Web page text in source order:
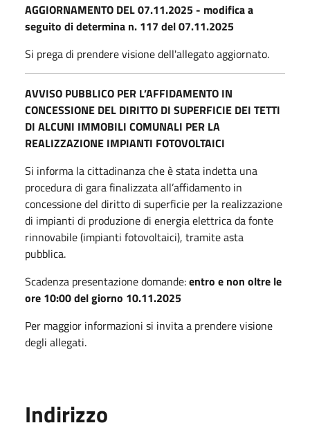
AGGIORNAMENTO DEL 07.11.2025 - modifica a
seguito di determina n. 117 del 07.11.2025
Si prega di prendere visione dell'allegato aggiornato.
AVVISO PUBBLICO PER L’AFFIDAMENTO IN
CONCESSIONE DEL DIRITTO DI SUPERFICIE DEI TETTI
DI ALCUNI IMMOBILI COMUNALI PER LA
REALIZZAZIONE IMPIANTI FOTOVOLTAICI
Si informa la cittadinanza che è stata indetta una
procedura di gara finalizzata all’affidamento in
concessione del diritto di superficie per la realizzazione
di impianti di produzione di energia elettrica da fonte
rinnovabile (impianti fotovoltaici), tramite asta
pubblica.
Scadenza presentazione domande:entro e non oltre le
ore 10:00 del giorno 10.11.2025
Per maggior informazioni si invita a prendere visione
degli allegati.
Indirizzo